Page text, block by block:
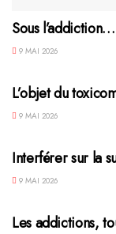
Sous l’addiction…
9 MAI 2026
L’objet du
9 MAI 2026
Interférer sur la
9 MAI 2026
Les addictions,